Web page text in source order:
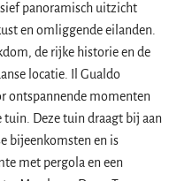
panoramisch uitzicht
en omliggende eilanden.
de rijke historie en de
locatie. Il Gualdo
ontspannende momenten
Deze tuin draagt bij aan
bijeenkomsten en is
met pergola en een